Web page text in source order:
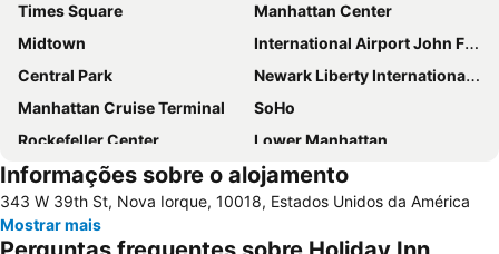
Times Square
Manhattan Center
Midtown
International Airport John F. Kennedy
Central Park
Newark Liberty International Airport
Manhattan Cruise Terminal
SoHo
Rockefeller Center
Lower Manhattan
Chelsea
Long Island City
Aeroporto LaGuardia
Madison Square Garden
Metrô de Nova York City
Upper West Side
Informações sobre o alojamento
343 W 39th St, Nova Iorque, 10018, Estados Unidos da América
Mostrar mais